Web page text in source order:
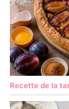
Recette de la